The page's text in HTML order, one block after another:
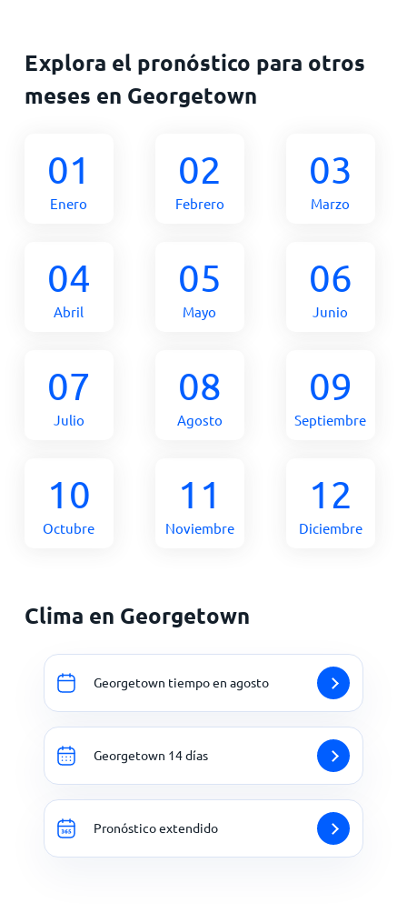
Explora el pronóstico para otros
meses en Georgetown
01
Enero
02
Febrero
03
Marzo
04
Abril
05
Mayo
06
Junio
07
Julio
08
Agosto
09
Septiembre
10
Octubre
11
Noviembre
12
Diciembre
Clima en Georgetown
Georgetown tiempo en agosto
Georgetown 14 días
Pronóstico extendido